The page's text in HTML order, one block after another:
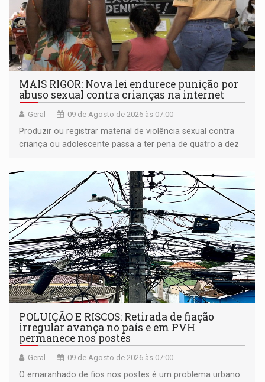
MAIS RIGOR: Nova lei endurece punição por
abuso sexual contra crianças na internet
Geral 09 de Agosto de 2026 às 07:00
Produzir ou registrar material de violência sexual contra
criança ou adolescente passa a ter pena de quatro a dez
POLUIÇÃO E RISCOS: Retirada de fiação
irregular avança no país e em PVH
permanece nos postes
Geral 09 de Agosto de 2026 às 07:00
O emaranhado de fios nos postes é um problema urbano